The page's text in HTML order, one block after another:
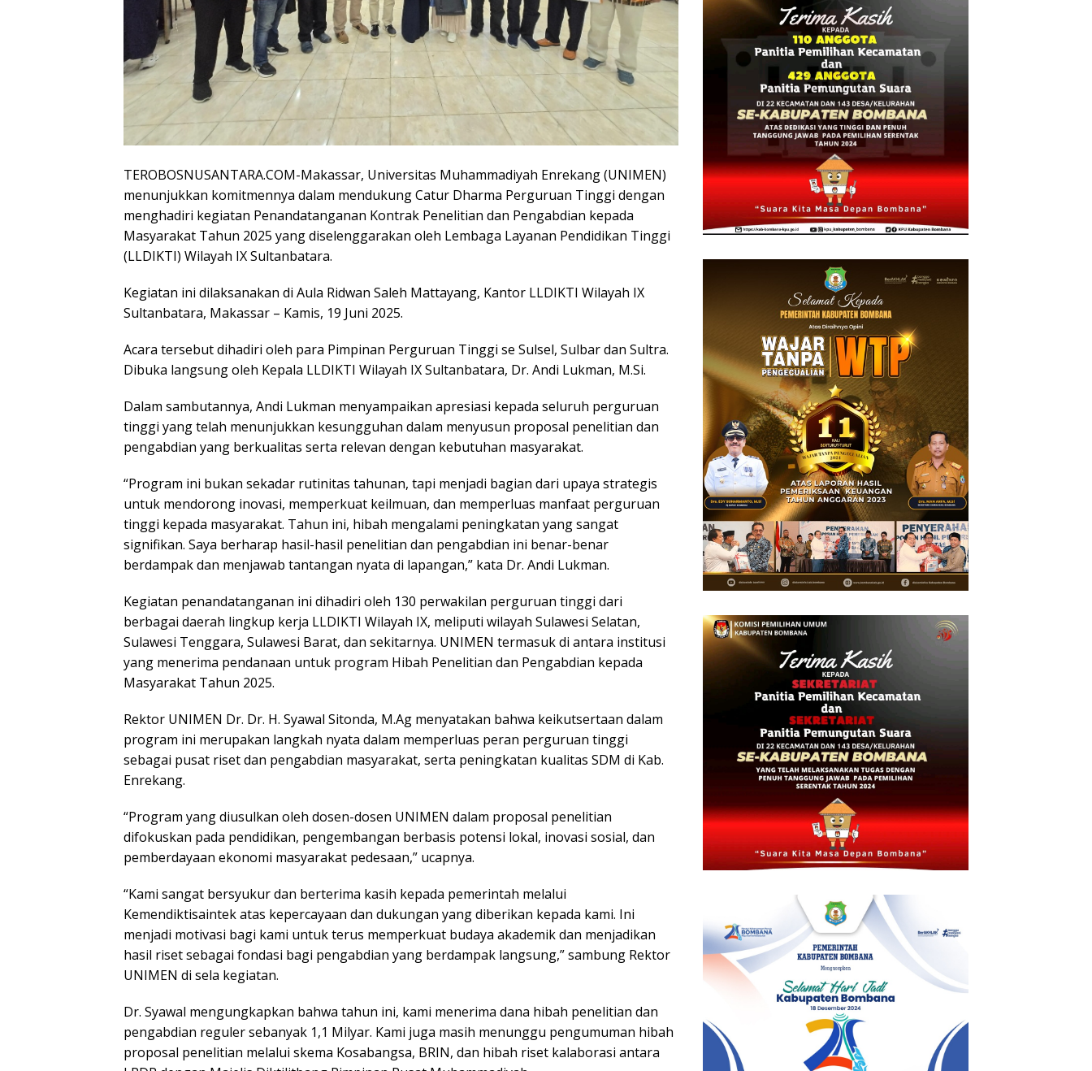
TEROBOSNUSANTARA.COM-Makassar, Universitas Muhammadiyah Enrekang (UNIMEN)
menunjukkan komitmennya dalam mendukung Catur Dharma Perguruan Tinggi dengan
menghadiri kegiatan Penandatanganan Kontrak Penelitian dan Pengabdian kepada
Masyarakat Tahun 2025 yang diselenggarakan oleh Lembaga Layanan Pendidikan Tinggi
(LLDIKTI) Wilayah IX Sultanbatara.
Kegiatan ini dilaksanakan di Aula Ridwan Saleh Mattayang, Kantor LLDIKTI Wilayah IX
Sultanbatara, Makassar – Kamis, 19 Juni 2025.
Acara tersebut dihadiri oleh para Pimpinan Perguruan Tinggi se Sulsel, Sulbar dan Sultra.
Dibuka langsung oleh Kepala LLDIKTI Wilayah IX Sultanbatara, Dr. Andi Lukman, M.Si.
Dalam sambutannya, Andi Lukman menyampaikan apresiasi kepada seluruh perguruan
tinggi yang telah menunjukkan kesungguhan dalam menyusun proposal penelitian dan
pengabdian yang berkualitas serta relevan dengan kebutuhan masyarakat.
“Program ini bukan sekadar rutinitas tahunan, tapi menjadi bagian dari upaya strategis
untuk mendorong inovasi, memperkuat keilmuan, dan memperluas manfaat perguruan
tinggi kepada masyarakat. Tahun ini, hibah mengalami peningkatan yang sangat
signifikan. Saya berharap hasil-hasil penelitian dan pengabdian ini benar-benar
berdampak dan menjawab tantangan nyata di lapangan,” kata Dr. Andi Lukman.
Kegiatan penandatanganan ini dihadiri oleh 130 perwakilan perguruan tinggi dari
berbagai daerah lingkup kerja LLDIKTI Wilayah IX, meliputi wilayah Sulawesi Selatan,
Sulawesi Tenggara, Sulawesi Barat, dan sekitarnya. UNIMEN termasuk di antara institusi
yang menerima pendanaan untuk program Hibah Penelitian dan Pengabdian kepada
Masyarakat Tahun 2025.
Rektor UNIMEN Dr. Dr. H. Syawal Sitonda, M.Ag menyatakan bahwa keikutsertaan dalam
program ini merupakan langkah nyata dalam memperluas peran perguruan tinggi
sebagai pusat riset dan pengabdian masyarakat, serta peningkatan kualitas SDM di Kab.
Enrekang.
“Program yang diusulkan oleh dosen-dosen UNIMEN dalam proposal penelitian
difokuskan pada pendidikan, pengembangan berbasis potensi lokal, inovasi sosial, dan
pemberdayaan ekonomi masyarakat pedesaan,” ucapnya.
“Kami sangat bersyukur dan berterima kasih kepada pemerintah melalui
Kemendiktisaintek atas kepercayaan dan dukungan yang diberikan kepada kami. Ini
menjadi motivasi bagi kami untuk terus memperkuat budaya akademik dan menjadikan
hasil riset sebagai fondasi bagi pengabdian yang berdampak langsung,” sambung Rektor
UNIMEN di sela kegiatan.
Dr. Syawal mengungkapkan bahwa tahun ini, kami menerima dana hibah penelitian dan
pengabdian reguler sebanyak 1,1 Milyar. Kami juga masih menunggu pengumuman hibah
proposal penelitian melalui skema Kosabangsa, BRIN, dan hibah riset kalaborasi antara